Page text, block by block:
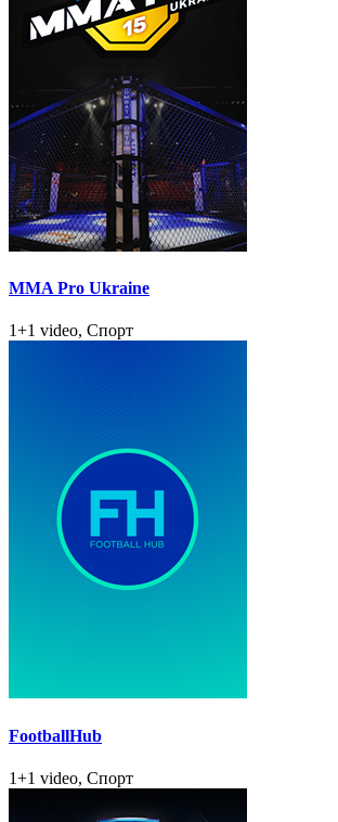
MMA Pro Ukraine
1+1 video, Спорт
FootballHub
1+1 video, Спорт